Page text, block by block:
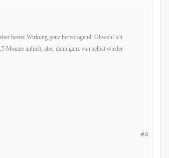
bester Wirkung ganz hervoragend. Obwohl ich
Monate anhielt, aber dann ganz von selbst wieder
#4